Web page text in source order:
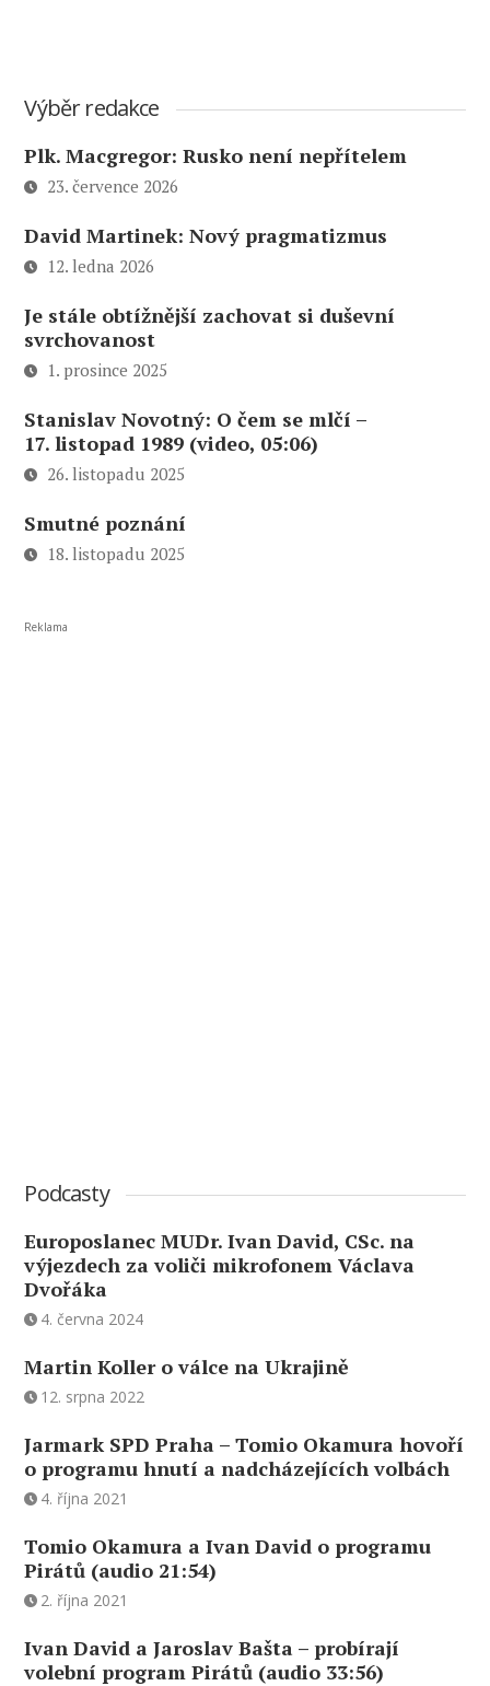
Výběr redakce
Plk. Macgregor: Rusko není nepřítelem
23. července 2026
David Martinek: Nový pragmatizmus
12. ledna 2026
Je stále obtížnější zachovat si duševní
svrchovanost
1. prosince 2025
Stanislav Novotný: O čem se mlčí –
17. listopad 1989 (video, 05:06)
26. listopadu 2025
Smutné poznání
18. listopadu 2025
Reklama
Podcasty
Europoslanec MUDr. Ivan David, CSc. na
výjezdech za voliči mikrofonem Václava
Dvořáka
4. června 2024
Martin Koller o válce na Ukrajině
12. srpna 2022
Jarmark SPD Praha – Tomio Okamura hovoří
o programu hnutí a nadcházejících volbách
4. října 2021
Tomio Okamura a Ivan David o programu
Pirátů (audio 21:54)
2. října 2021
Ivan David a Jaroslav Bašta – probírají
volební program Pirátů (audio 33:56)